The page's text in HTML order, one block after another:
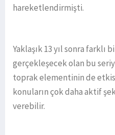
hareketlendirmişti.
Yaklaşık 13 yıl sonra farklı
gerçekleşecek olan bu
toprak elementinin de
konuların çok daha aktif
verebilir.